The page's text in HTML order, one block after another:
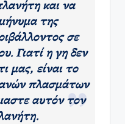
και να
της
σε
Γιατί η γη δεν
μας, είναι το
πλασμάτων
αυτόν τον